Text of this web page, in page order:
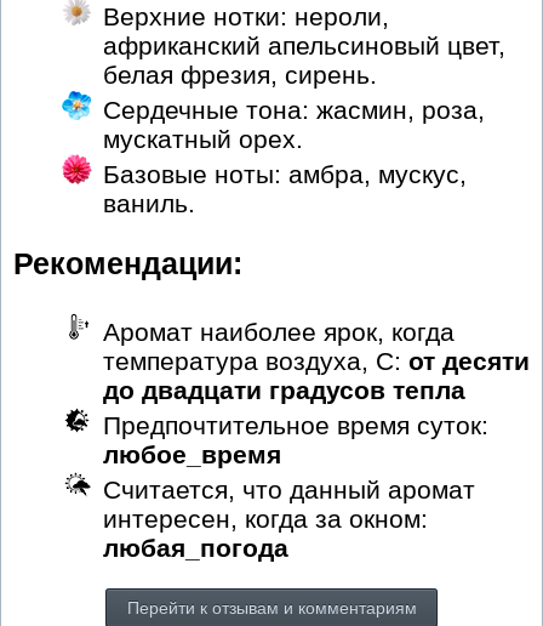
Верхние нотки: нероли,
африканский апельсиновый цвет,
белая фрезия, сирень.
Сердечные тона: жасмин, роза,
мускатный орех.
Базовые ноты: амбра, мускус,
ваниль.
Рекомендации:
Аромат наиболее ярок, когда
температура воздуха, С: от десяти
до двадцати градусов тепла
Предпочтительное время суток:
любое_время
Считается, что данный аромат
интересен, когда за окном:
любая_погода
Перейти к отзывам и комментариям